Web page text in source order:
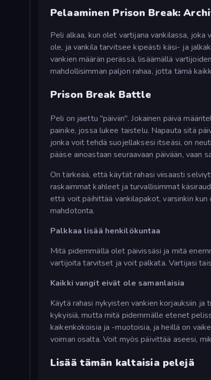
Pelaaminen Prison Break:
Peli alkaa, kun olet vartijana vankilassa,
ole, ja vankila tarvitsee kipeästi käsi- ja
vankien määrän perässä, lisäämällä
mahdollisimman paljon rahaa, jotta tämä
Prison Break Battle
Peli on jaettu "päiviin". Jokainen päivä
painike, jossa lukee taistelu. Napauta sitä
jonka voit tehdä suojellaksesi itseäsi, on
pääse ainoastaan seuraavaan päivään,
On tärkeää, että käytät rahasi viisaasti
raskaimmat kahleet ja turvallisimmat
että voit päihittää vankilapakot, varsinkin
mahdotonta.
Palkkaa lisää henkilökuntaa
Mitä pidemmällä olet päivissäsi ja mitä
vartijoita tarvitset ja voit palkata. Vartijasi
Kaikki vangit eivät ole samanlaisia
Käytä rahasi nykyisten vankien korjauksiin
kykyisiä, mutta mitä pidemmälle etenet
kaikenkokoisia ja -muotoisia, ja heillä on
voiman osalta. Voit myös päivittää aseesi,
Lisää tämän kaltaisia pelejä